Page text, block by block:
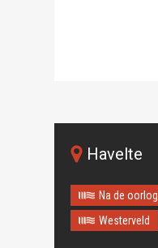
Havelte
Na de oorlog
Westerveld